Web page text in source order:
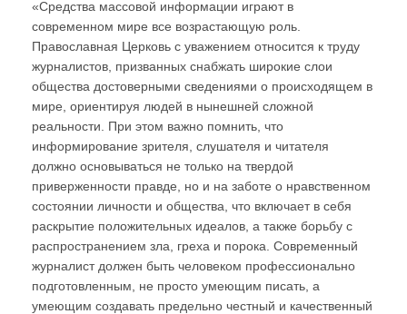
«Средства массовой информации играют в
современном мире все возрастающую роль.
Православная Церковь с уважением относится к труду
журналистов, призванных снабжать широкие слои
общества достоверными сведениями о происходящем в
мире, ориентируя людей в нынешней сложной
реальности. При этом важно помнить, что
информирование зрителя, слушателя и читателя
должно основываться не только на твердой
приверженности правде, но и на заботе о нравственном
состоянии личности и общества, что включает в себя
раскрытие положительных идеалов, а также борьбу с
распространением зла, греха и порока. Современный
журналист должен быть человеком профессионально
подготовленным, не просто умеющим писать, а
умеющим создавать предельно честный и качественный